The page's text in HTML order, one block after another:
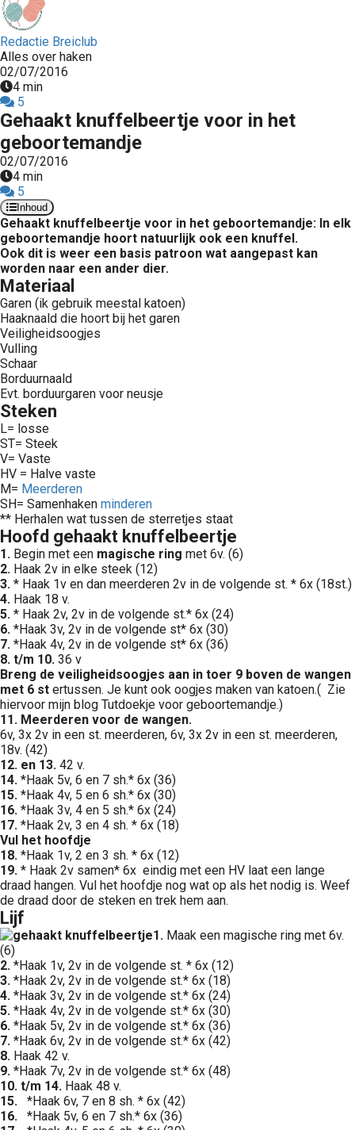
Redactie Breiclub
Alles over haken
02/07/2016
4 min
5
Gehaakt knuffelbeertje voor in het
geboortemandje
02/07/2016
4 min
5
Inhoud
Gehaakt knuffelbeertje voor in het geboortemandje: In elk
geboortemandje hoort natuurlijk ook een knuffel.
Ook dit is weer een basis patroon wat aangepast kan
worden naar een ander dier.
Materiaal
Garen (ik gebruik meestal katoen)
Haaknaald die hoort bij het garen
Veiligheidsoogjes
Vulling
Schaar
Borduurnaald
Evt. borduurgaren voor neusje
Steken
L= losse
ST= Steek
V= Vaste
HV = Halve vaste
M= Meerderen
SH= Samenhaken minderen
** Herhalen wat tussen de sterretjes staat
Hoofd gehaakt knuffelbeertje
1. Begin met een magische ring met 6v. (6)
2. Haak 2v in elke steek (12)
3. * Haak 1v en dan meerderen 2v in de volgende st. * 6x (18st.)
4. Haak 18 v.
5. * Haak 2v, 2v in de volgende st.* 6x (24)
6. *Haak 3v, 2v in de volgende st* 6x (30)
7. *Haak 4v, 2v in de volgende st* 6x (36)
8. t/m 10. 36 v
Breng de veiligheidsoogjes aan in toer 9 boven de wangen
met 6 st ertussen. Je kunt ook oogjes maken van katoen.( Zie
hiervoor mijn blog Tutdoekje voor geboortemandje.)
11. Meerderen voor de wangen.
6v, 3x 2v in een st. meerderen, 6v, 3x 2v in een st. meerderen,
18v. (42)
12. en 13. 42 v.
14. *Haak 5v, 6 en 7 sh.* 6x (36)
15. *Haak 4v, 5 en 6 sh.* 6x (30)
16. *Haak 3v, 4 en 5 sh.* 6x (24)
17. *Haak 2v, 3 en 4 sh. * 6x (18)
Vul het hoofdje
18. *Haak 1v, 2 en 3 sh. * 6x (12)
19. * Haak 2v samen* 6x eindig met een HV laat een lange
draad hangen. Vul het hoofdje nog wat op als het nodig is. Weef
de draad door de steken en trek hem aan.
Lijf
1. Maak een magische ring met 6v.
(6)
2. *Haak 1v, 2v in de volgende st. * 6x (12)
3. *Haak 2v, 2v in de volgende st.* 6x (18)
4. *Haak 3v, 2v in de volgende st.* 6x (24)
5. *Haak 4v, 2v in de volgende st.* 6x (30)
6. *Haak 5v, 2v in de volgende st.* 6x (36)
7. *Haak 6v, 2v in de volgende st.* 6x (42)
8. Haak 42 v.
9. *Haak 7v, 2v in de volgende st.* 6x (48)
10. t/m 14. Haak 48 v.
15. *Haak 6v, 7 en 8 sh. * 6x (42)
16. *Haak 5v, 6 en 7 sh.* 6x (36)